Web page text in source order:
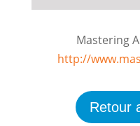
Mastering
http://
Retour